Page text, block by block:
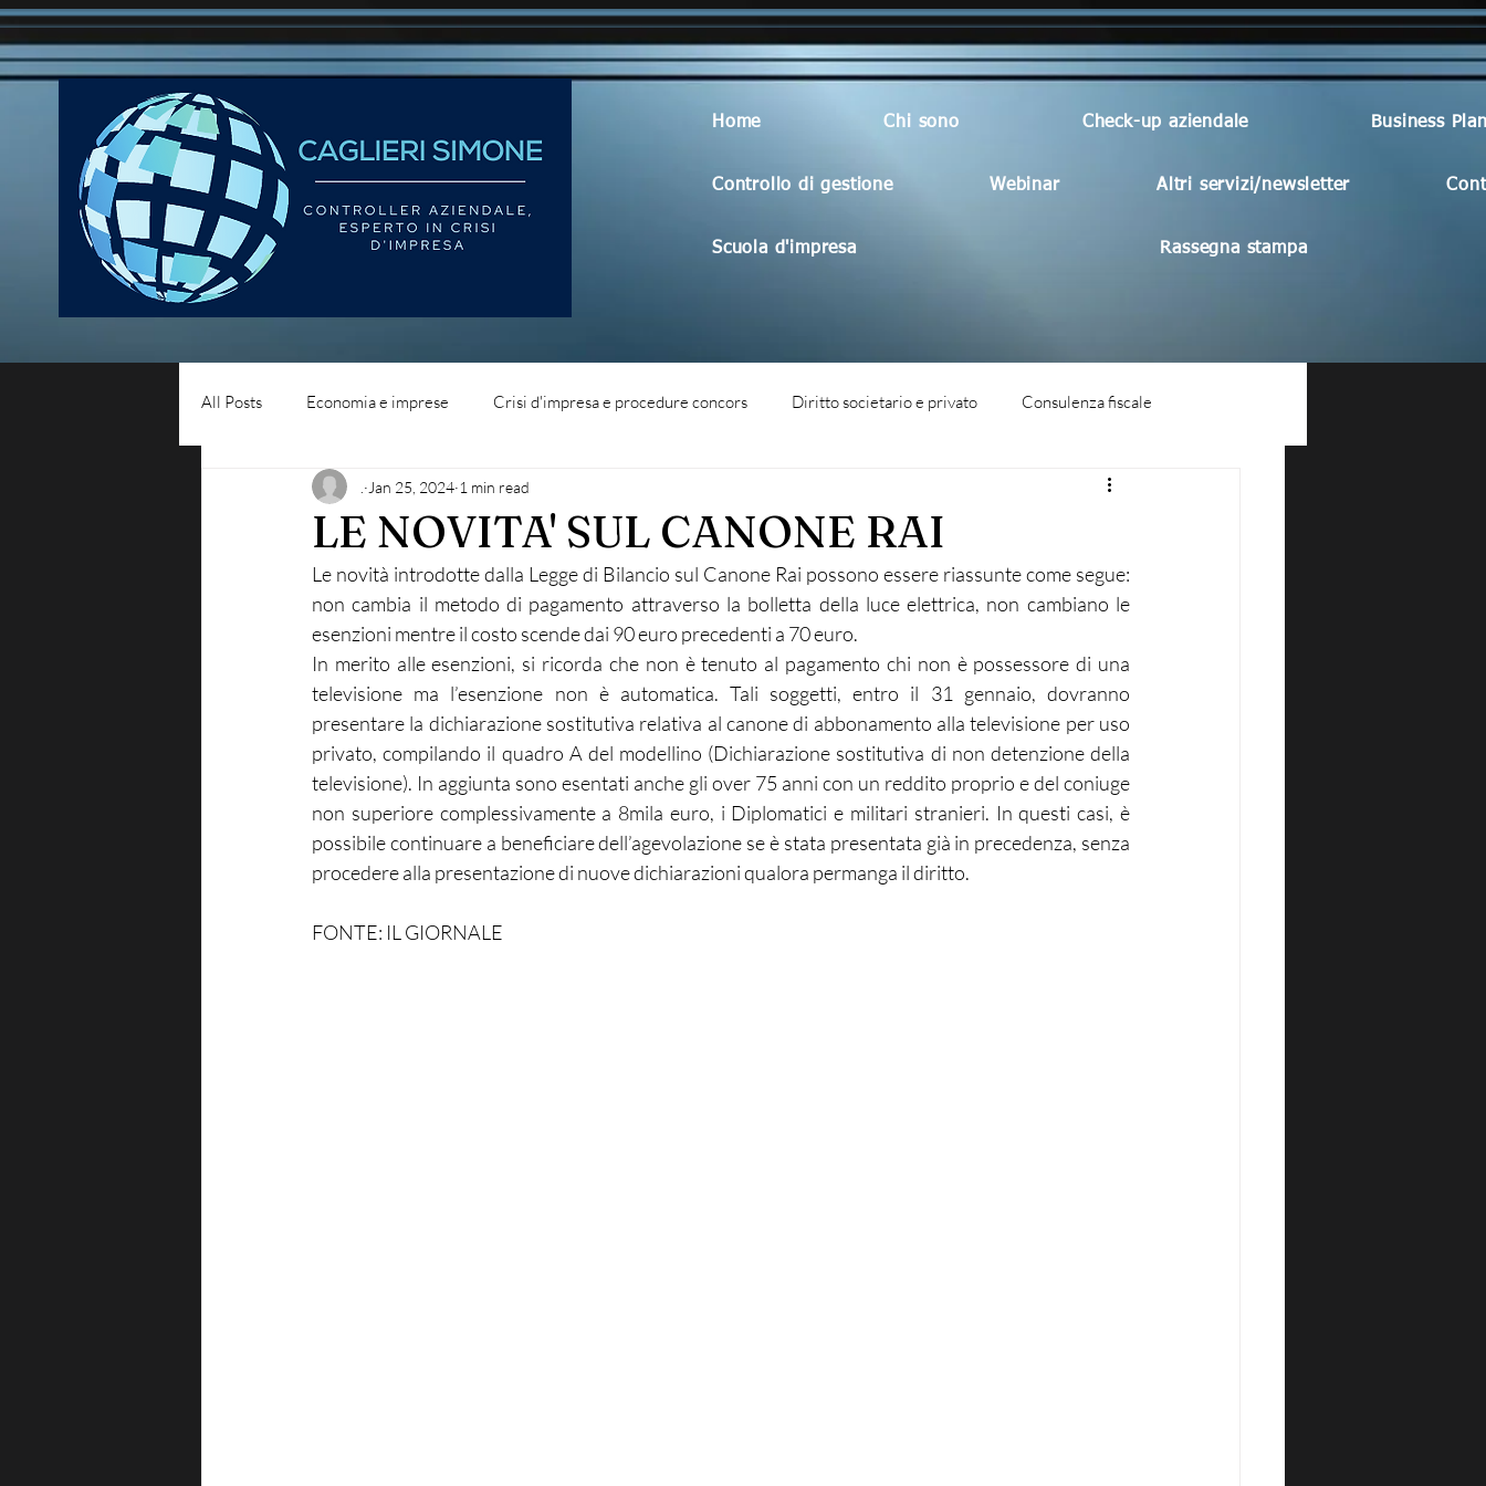
Home Chi sono Check-up aziendale Business
Controllo di gestione Webinar Altri servizi/newsletter
Scuola d'impresa Rassegna stampa
All Posts Economia e imprese Crisi d'impresa e procedure concors Diritto societario e privato Consulenza fiscale
Diritto del lavoro Blog - liquidità aziendale
LE NOVITA' SUL CANONE RAI
Jan 25, 2024 1 min read
Le novità introdotte dalla Legge di Bilancio sul Canone Rai possono essere riassunte come segue:
non cambia il metodo di pagamento attraverso la bolletta della luce elettrica, non cambiano le
esenzioni mentre il costo scende dai 90 euro precedenti a 70 euro.
In merito alle esenzioni, si ricorda che non è tenuto al pagamento chi non è possessore di una
televisione ma l’esenzione non è automatica. Tali soggetti, entro il 31 gennaio, dovranno
presentare la dichiarazione sostitutiva relativa al canone di abbonamento alla televisione per uso
privato, compilando il quadro A del modellino (Dichiarazione sostitutiva di non detenzione della
televisione). In aggiunta sono esentati anche gli over 75 anni con un reddito proprio e del coniuge
non superiore complessivamente a 8mila euro, i Diplomatici e militari stranieri. In questi casi, è
possibile continuare a beneficiare dell’agevolazione se è stata presentata già in precedenza, senza
procedere alla presentazione di nuove dichiarazioni qualora permanga il diritto.
FONTE: IL GIORNALE